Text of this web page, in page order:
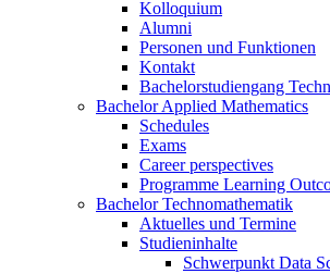
Kolloquium
Alumni
Personen und Funktionen
Kontakt
Bachelorstudiengang
Bachelor Applied Mathematics
Schedules
Exams
Career perspectives
Programme Learning
Bachelor Technomathematik
Aktuelles und Termine
Studieninhalte
Schwerpunkt Data